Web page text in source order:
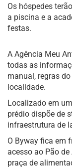
Os hóspedes
a piscina e a
festas.
A Agência Meu
todas as
manual, regras
localidade.
Localizado em
prédio dispõe de
infraestrutura de
O Byway fica em
acesso ao Pão
praça de